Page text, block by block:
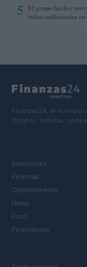
5 El grupo hacker
robos millonarios
Finanzas24, el nuevo
Insights, noticias,
Inversiones
Finanzas
Criptomonedas
News
Fisco
Financiación